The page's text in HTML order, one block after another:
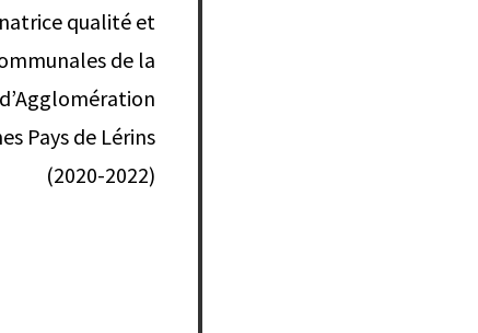
qualité et
de la
Pays de Lérins
(2020-2022)